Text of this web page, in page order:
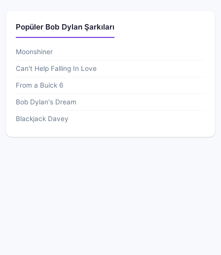
Popüler Bob Dylan Şarkıları
Moonshiner
Can't Help Falling In Love
From a Buick 6
Bob Dylan's Dream
Blackjack Davey